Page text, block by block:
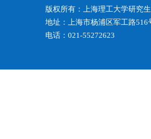
版权所有：上海理工大学研究
地址：上海市杨浦区军工路516
电话：021-55272623